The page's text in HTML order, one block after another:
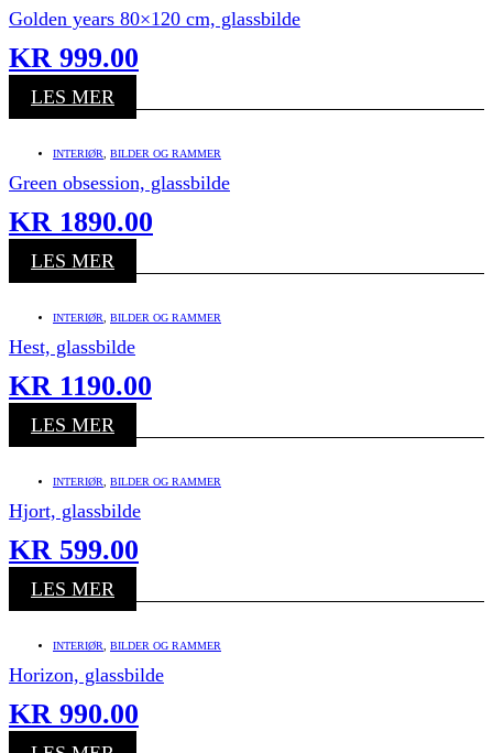
Golden years 80×120 cm, glassbilde
KR 999.00
LES MER
INTERIØR BILDER OG RAMMER
Green obsession, glassbilde
KR 1890.00
LES MER
INTERIØR BILDER OG RAMMER
Hest, glassbilde
KR 1190.00
LES MER
INTERIØR BILDER OG RAMMER
Hjort, glassbilde
KR 599.00
LES MER
INTERIØR BILDER OG RAMMER
Horizon, glassbilde
KR 990.00